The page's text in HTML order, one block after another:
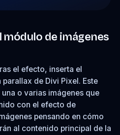
módulo de imágenes
el efecto, inserta el
de Divi Pixel. Este
o varias imágenes que
con el efecto de
pensando en cómo
al contenido principal de la